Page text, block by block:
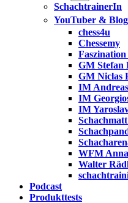
SchachtrainerIn
YouTuber &
chess4u
Chessemy
Faszination
GM Stefan
GM Niclas
IM
IM
IM
WFM
Walter
Podcast
Produkttests